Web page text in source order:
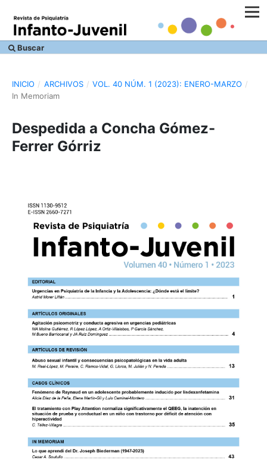
Buscar
INICIO / ARCHIVOS / VOL. 40 NÚM. 1 (2023): ENERO-MARZO /
In Memoriam
Despedida a Concha Gómez-
Ferrer Górriz